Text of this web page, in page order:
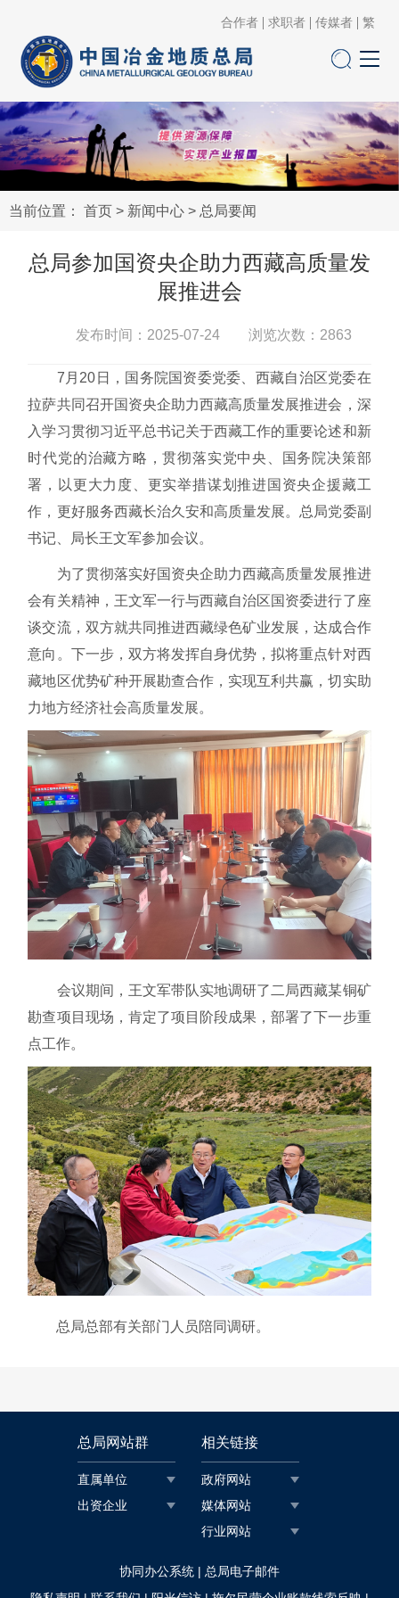
合作者 求职者 传媒者 繁
当前位置： 首页 > 新闻中心 > 总局要闻
总局参加国资央企助力西藏高质量发
展推进会
发布时间：2025-07-24 浏览次数： 2863
7月20日，国务院国资委党委、西藏自治区党委在
拉萨共同召开国资央企助力西藏高质量发展推进会，深
入学习贯彻习近平总书记关于西藏工作的重要论述和新
时代党的治藏方略，贯彻落实党中央、国务院决策部
署，以更大力度、更实举措谋划推进国资央企援藏工
作，更好服务西藏长治久安和高质量发展。总局党委副
书记、局长王文军参加会议。
为了贯彻落实好国资央企助力西藏高质量发展推进
会有关精神，王文军一行与西藏自治区国资委进行了座
谈交流，双方就共同推进西藏绿色矿业发展，达成合作
意向。下一步，双方将发挥自身优势，拟将重点针对西
藏地区优势矿种开展勘查合作，实现互利共赢，切实助
力地方经济社会高质量发展。
会议期间，王文军带队实地调研了二局西藏某铜矿
勘查项目现场，肯定了项目阶段成果，部署了下一步重
点工作。
总局总部有关部门人员陪同调研。
总局网站群
直属单位
出资企业
相关链接
政府网站
媒体网站
行业网站
协同办公系统 | 总局电子邮件